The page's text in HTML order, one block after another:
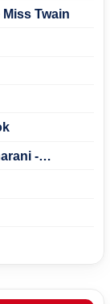
Twain
-